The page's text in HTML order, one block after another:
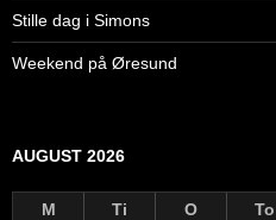
Stille dag i Simons
Weekend på Øresund
AUGUST 2026
M Ti O To